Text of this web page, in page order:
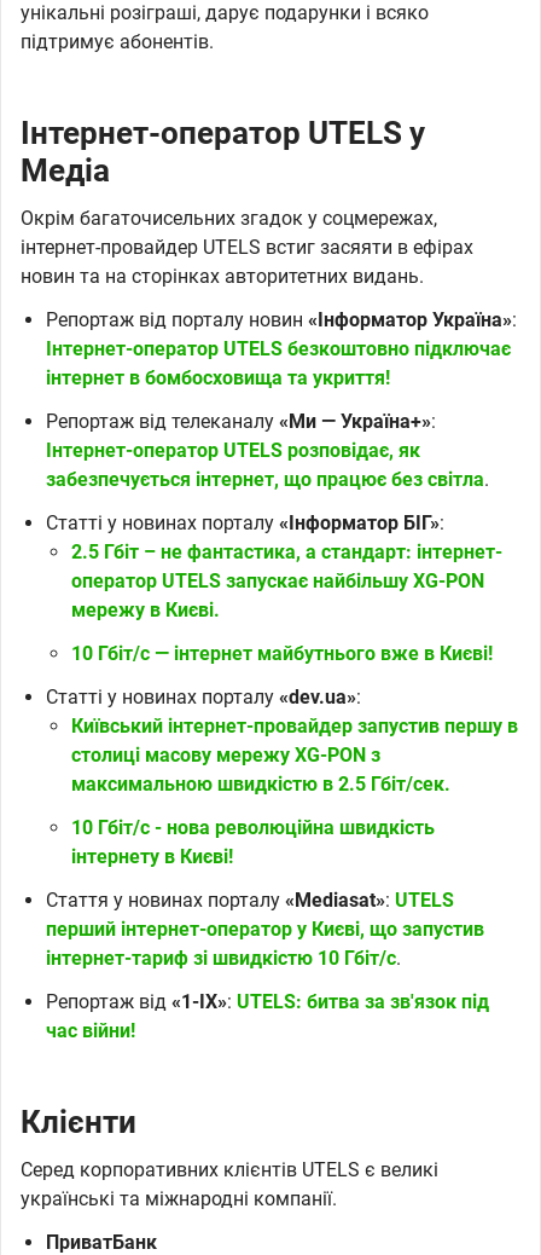
унікальні розіграші, дарує подарунки і всяко
підтримує абонентів.
Інтернет-оператор UTELS у
Медіа
Окрім багаточисельних згадок у соцмережах,
інтернет-провайдер UTELS встиг засяяти в ефірах
новин та на сторінках авторитетних видань.
Репортаж від порталу новин «Інформатор Україна»:
Інтернет-оператор UTELS безкоштовно підключає
інтернет в бомбосховища та укриття!
Репортаж від телеканалу «Ми — Україна+»:
Інтернет-оператор UTELS розповідає, як
забезпечується інтернет, що працює без світла.
Статті у новинах порталу «Інформатор БІГ»:
2.5 Гбіт – не фантастика, а стандарт: інтернет-
оператор UTELS запускає найбільшу XG-PON
мережу в Києві.
10 Гбіт/с — інтернет майбутнього вже в Києві!
Статті у новинах порталу«dev.ua»:
Київський інтернет-провайдер запустив першу в
столиці масову мережу XG-PON з
максимальною швидкістю в 2.5 Гбіт/сек.
10 Гбіт/с - нова революційна швидкість
інтернету в Києві!
Стаття у новинах порталу «Mediasat»: UTELS
перший інтернет-оператор у Києві, що запустив
інтернет-тариф зі швидкістю 10 Гбіт/с.
Репортаж від «1-IX»: UTELS: битва за зв'язок під
час війни!
Клієнти
Серед корпоративних клієнтів UTELS є великі
українські та міжнародні компанії.
ПриватБанк